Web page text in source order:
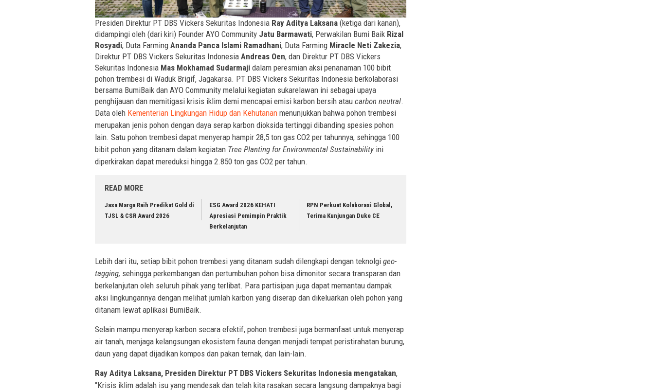
Presiden Direktur PT DBS Vickers Sekuritas Indonesia Ray Aditya Laksana (ketiga dari kanan),
didampingi oleh (dari kiri) Founder AYO Community Jatu Barmawati, Perwakilan Bumi Baik Rizal
Rosyadi, Duta Farming Ananda Panca Islami Ramadhani, Duta Farming Miracle Neti Zakezia,
Direktur PT DBS Vickers Sekuritas Indonesia Andreas Oen, dan Direktur PT DBS Vickers
Sekuritas Indonesia Mas Mokhamad Sudarmaji dalam peresmian aksi penanaman 100 bibit
pohon trembesi di Waduk Brigif, Jagakarsa. PT DBS Vickers Sekuritas Indonesia berkolaborasi
bersama BumiBaik dan AYO Community melalui kegiatan sukarelawan ini sebagai upaya
penghijauan dan memitigasi krisis iklim demi mencapai emisi karbon bersih atau carbon neutral.
Data oleh Kementerian Lingkungan Hidup dan Kehutanan menunjukkan bahwa pohon trembesi
merupakan jenis pohon dengan daya serap karbon dioksida tertinggi dibanding spesies pohon
lain. Satu pohon trembesi dapat menyerap hampir 28,5 ton gas CO2 per tahunnya, sehingga 100
bibit pohon yang ditanam dalam kegiatan Tree Planting for Environmental Sustainability ini
diperkirakan dapat mereduksi hingga 2.850 ton gas CO2 per tahun.
READ MORE
Jasa Marga Raih Predikat Gold di
TJSL & CSR Award 2026
ESG Award 2026 KEHATI
Apresiasi Pemimpin Praktik
Berkelanjutan
RPN Perkuat Kolaborasi Global,
Terima Kunjungan Duke CE
Lebih dari itu, setiap bibit pohon trembesi yang ditanam sudah dilengkapi dengan teknolgi geo-
tagging, sehingga perkembangan dan pertumbuhan pohon bisa dimonitor secara transparan dan
berkelanjutan oleh seluruh pihak yang terlibat. Para partisipan juga dapat memantau dampak
aksi lingkungannya dengan melihat jumlah karbon yang diserap dan dikeluarkan oleh pohon yang
ditanam lewat aplikasi BumiBaik.
Selain mampu menyerap karbon secara efektif, pohon trembesi juga bermanfaat untuk menyerap
air tanah, menjaga kelangsungan ekosistem fauna dengan menjadi tempat peristirahatan burung,
daun yang dapat dijadikan kompos dan pakan ternak, dan lain-lain.
Ray Aditya Laksana, Presiden Direktur PT DBS Vickers Sekuritas Indonesia mengatakan,
“Krisis iklim adalah isu yang mendesak dan telah kita rasakan secara langsung dampaknya bagi